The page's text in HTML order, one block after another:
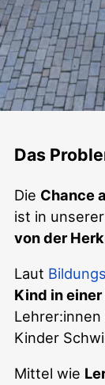
Das
Die Chance
ist in
von der
Laut
Kind in
Kinder
Mittel wie